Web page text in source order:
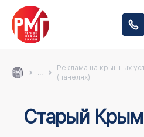
...
Реклама на крышных
(панелях)
Старый Крым